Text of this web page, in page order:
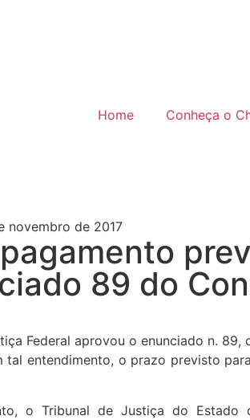
Home Conheça o
novembro de 2017
89 do
Federal aprovou o enunciado n.
tal entendimento, o prazo previsto
o Tribunal de Justiça do Estado